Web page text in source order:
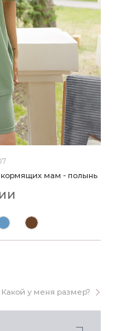
мам - полынь
Какой у меня размер?